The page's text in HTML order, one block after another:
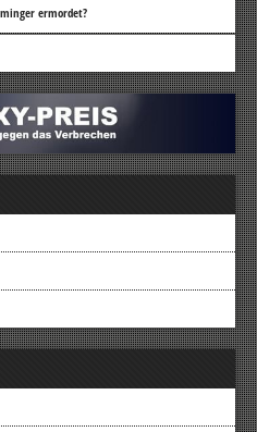
ermordet?